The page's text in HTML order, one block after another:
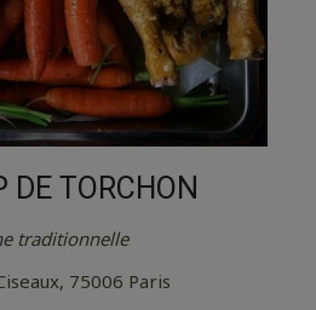
DE TORCHON
traditionnelle
75006 Paris